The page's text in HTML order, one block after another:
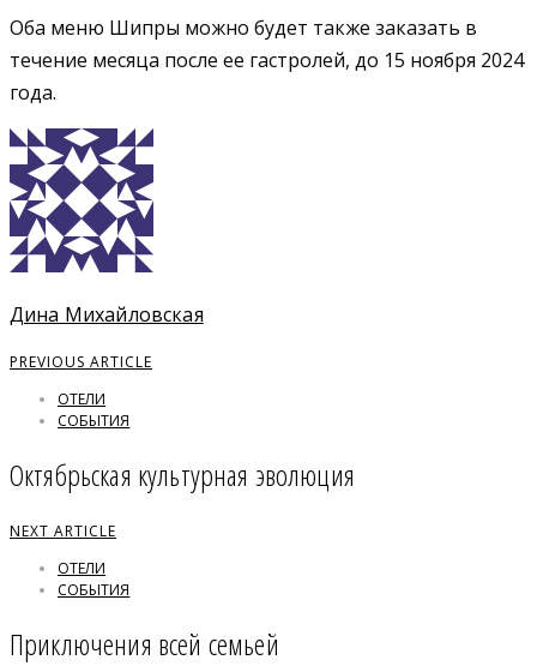
Оба меню Шипры можно будет также заказать в
течение месяца после ее гастролей, до 15 ноября 2024
года.
Дина Михайловская
PREVIOUS ARTICLE
ОТЕЛИ
СОБЫТИЯ
Октябрьская культурная эволюция
NEXT ARTICLE
ОТЕЛИ
СОБЫТИЯ
Приключения всей семьей